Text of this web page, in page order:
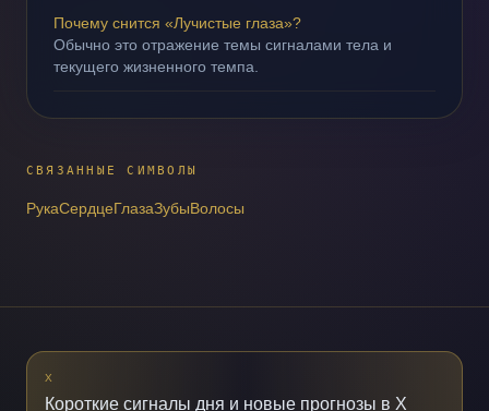
Почему снится «Лучистые глаза»?
Обычно это отражение темы сигналами тела и
текущего жизненного темпа.
СВЯЗАННЫЕ СИМВОЛЫ
РукаСердцеГлазаЗубыВолосы
X
Короткие сигналы дня и новые прогнозы в X